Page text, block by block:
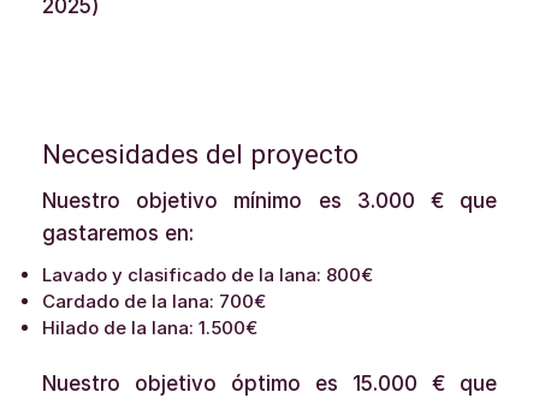
2025)
Necesidades del proyecto
Nuestro objetivo mínimo es 3.000 € que
gastaremos en:
Lavado y clasificado de la lana: 800€
Cardado de la lana: 700€
Hilado de la lana: 1.500€
Nuestro objetivo óptimo es 15.000 € que